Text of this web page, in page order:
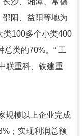
阳、益阳等地为
类100多个小类400
类的70%。“ 工
联重科、铁建重
规模以上企业完成
；实现利润总额